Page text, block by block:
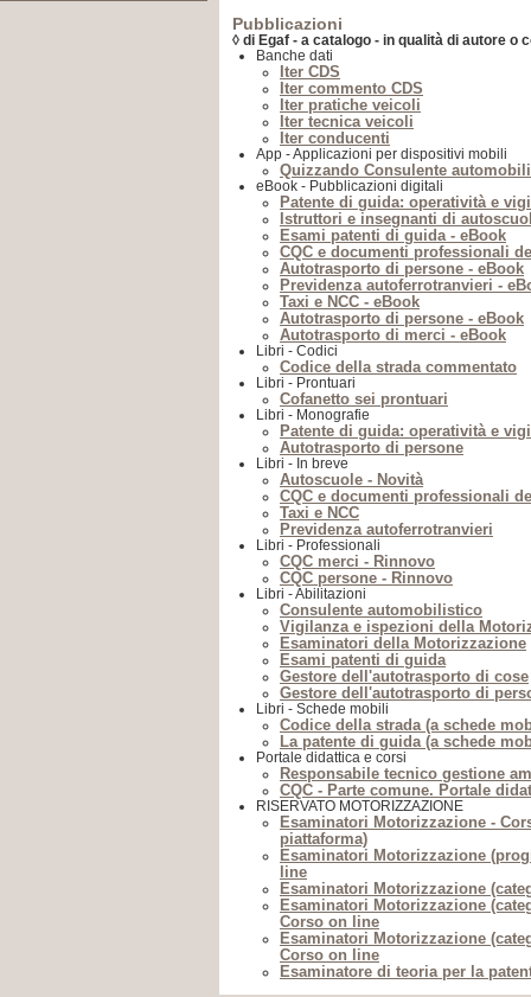
Pubblicazioni
◊ di Egaf - a catalogo - in qualità di autore o
Banche dati
Iter CDS
Iter commento CDS
Iter pratiche veicoli
Iter tecnica veicoli
Iter conducenti
App - Applicazioni per dispositivi mobili
Quizzando Consulente
eBook - Pubblicazioni digitali
Patente di guida: operatività e
Istruttori e insegnanti di
Esami patenti di guida - eBook
CQC e documenti professionali
Autotrasporto di persone - eBook
Previdenza autoferrotranvieri -
Taxi e NCC - eBook
Autotrasporto di persone - eBook
Autotrasporto di merci - eBook
Libri - Codici
Codice della strada commentato
Libri - Prontuari
Cofanetto sei prontuari
Libri - Monografie
Patente di guida: operatività e
Autotrasporto di persone
Libri - In breve
Autoscuole - Novità
CQC e documenti professionali
Taxi e NCC
Previdenza autoferrotranvieri
Libri - Professionali
CQC merci - Rinnovo
CQC persone - Rinnovo
Libri - Abilitazioni
Consulente automobilistico
Vigilanza e ispezioni della
Esaminatori della Motorizzazione
Esami patenti di guida
Gestore dell'autotrasporto di cose
Gestore dell'autotrasporto di
Libri - Schede mobili
Codice della strada (a schede
La patente di guida (a schede
Portale didattica e corsi
Responsabile tecnico gestione
CQC - Parte comune. Portale
RISERVATO MOTORIZZAZIONE
Esaminatori Motorizzazione -
piattaforma)
Esaminatori Motorizzazione
line
Esaminatori Motorizzazione
Esaminatori Motorizzazione
Corso on line
Esaminatori Motorizzazione
Corso on line
Esaminatore di teoria per la